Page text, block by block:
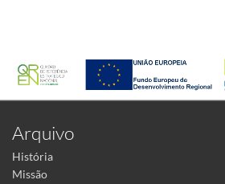
Arquivo
História
Missão